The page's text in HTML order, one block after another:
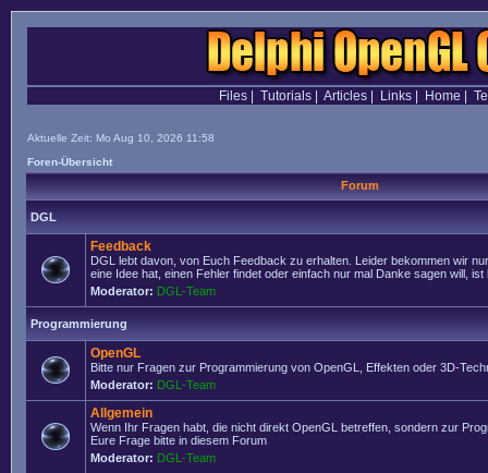
Files| Tutorials| Articles| Links| Home
Aktuelle Zeit: Mo Aug 10, 2026 11:58
Foren-Übersicht
Forum
DGL
Feedback
DGL lebt davon, von Euch Feedback zu erhalten. Leider bekommen wir
eine Idee hat, einen Fehler findet oder einfach nur mal Danke sagen will, ist
Moderator: DGL-Team
Programmierung
OpenGL
Bitte nur Fragen zur Programmierung von OpenGL, Effekten oder 3D-
Moderator: DGL-Team
Allgemein
Wenn Ihr Fragen habt, die nicht direkt OpenGL betreffen, sondern zur
Eure Frage bitte in diesem Forum
Moderator: DGL-Team